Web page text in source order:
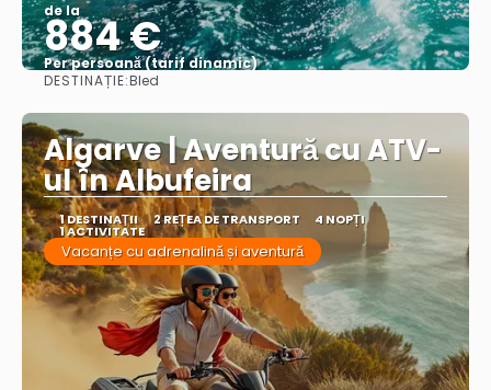
de la
884 €
Per persoană (tarif dinamic)
DESTINAȚIE:Bled
Algarve | Aventură cu ATV-
ul în Albufeira
1 DESTINAŢII 2 REȚEA DE TRANSPORT 4 NOPȚI
1 ACTIVITATE
Vacanțe cu adrenalină și aventură